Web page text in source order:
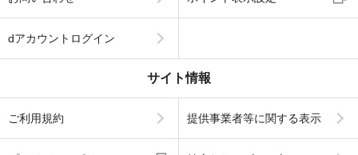
dアカウントログイン
サイト情報
ご利用規約 提供事業者等に関する表示